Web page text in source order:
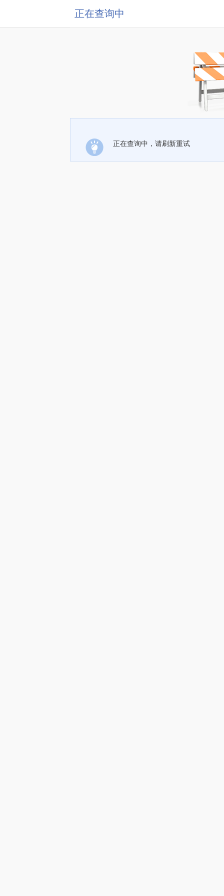
正在查询中
正在查询中，请刷新重试